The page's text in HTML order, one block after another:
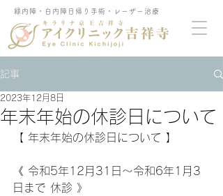
緑内障・白内障日帰り手術・レーザー治療
記事
年末年始の休診日について
2023年12月8日
【 年末年始の休診日について 】
《 令和5年12月31日～令和6年1月3
日まで 休診 》